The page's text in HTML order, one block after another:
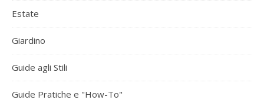
Estate
Giardino
Guide agli Stili
Guide Pratiche e "How-To"